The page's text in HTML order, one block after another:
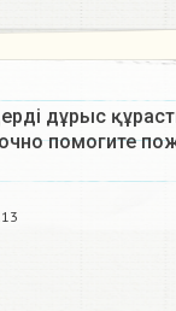
дұрыс
помогите